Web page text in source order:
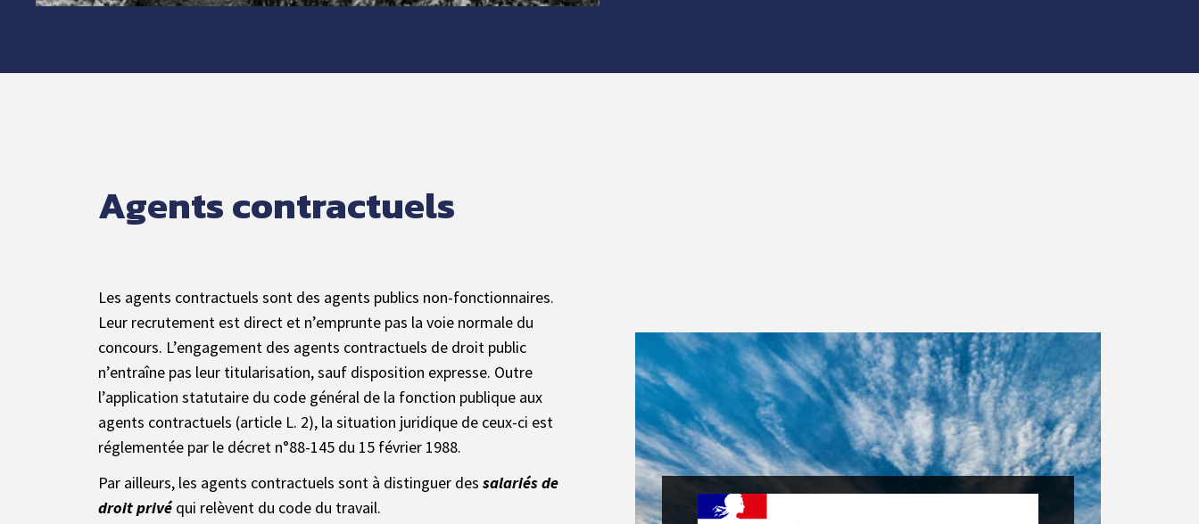
Agents contractuels
Les agents contractuels sont des agents publics non-fonctionnaires.
Leur recrutement est direct et n’emprunte pas la voie normale du
concours. L’engagement des agents contractuels de droit public
n’entraîne pas leur titularisation, sauf disposition expresse. Outre
l’application statutaire du code général de la fonction publique aux
agents contractuels (article L. 2), la situation juridique de ceux-ci est
réglementée par le décret n°88-145 du 15 février 1988.
Par ailleurs, les agents contractuels sont à distinguer des salariés de
droit privé qui relèvent du code du travail.